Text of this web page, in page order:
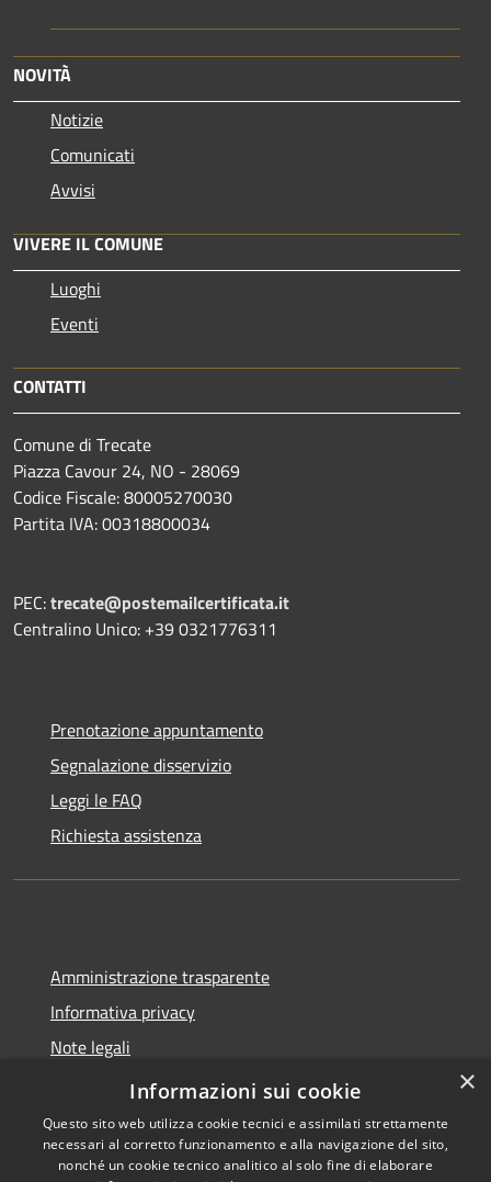
NOVITÀ
Notizie
Comunicati
Avvisi
VIVERE IL COMUNE
Luoghi
Eventi
CONTATTI
Comune di Trecate
Piazza Cavour 24, NO - 28069
Codice Fiscale: 80005270030
Partita IVA: 00318800034
PEC:trecate@postemailcertificata.it
Centralino Unico: +39 0321776311
Prenotazione appuntamento
Segnalazione disservizio
Leggi le FAQ
Richiesta assistenza
Amministrazione trasparente
Informativa privacy
Note legali
Dichiarazione di accessibilità
×
Informazioni sui cookie
Questo sito web utilizza cookie tecnici e assimilati strettamente
necessari al corretto funzionamento e alla navigazione del sito,
nonché un cookie tecnico analitico al solo fine di elaborare